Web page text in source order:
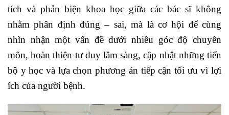
tích và phản biện khoa học giữa các bác sĩ không
nhằm phân định đúng – sai, mà là cơ hội để cùng
nhìn nhận một vấn đề dưới nhiều góc độ chuyên
môn, hoàn thiện tư duy lâm sàng, cập nhật những tiến
bộ y học và lựa chọn phương án tiếp cận tối ưu vì lợi
ích của người bệnh.